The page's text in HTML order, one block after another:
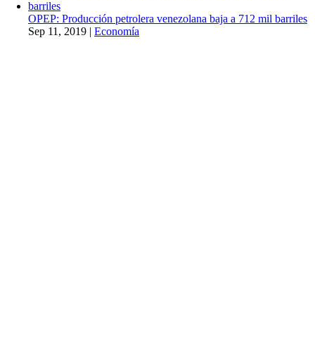
OPEP: Producción petrolera venezolana baja a 712 mil barriles
Sep 11, 2019 | Economía